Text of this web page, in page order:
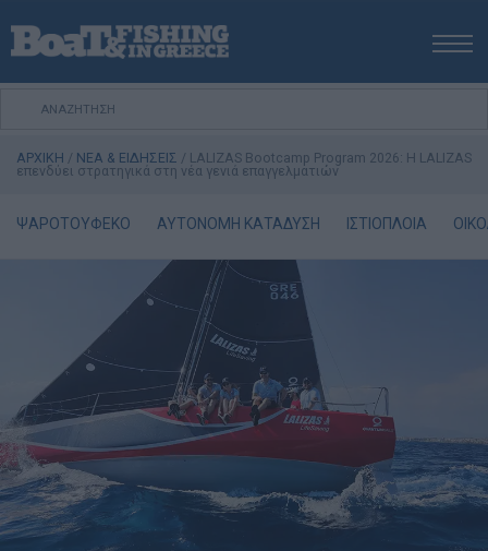
ΑΡΧΙΚΗ
ΕΚΔΟΣΕΙΣ
ΨΑΡΕΜΑ ΑΠΟ ΣΚΑΦΟΣ
ΕΞΟΠΛΙΣΜΟΣ
ΘΕΣΣΑΛΟΝΙΚΗ BOAT & FISHING SHOW 2025
BOAT & FISHING SHOW 2025
ΑΡΧΙΚΗ / ΝΕΑ & ΕΙΔΗΣΕΙΣ / LALIZAS Bootcamp Program 2026: Η LALIZAS
επενδύει στρατηγικά στη νέα γενιά επαγγελματιών
ΨΑΡΟΤΟΥΦΕΚΟ ΑΥΤΟΝΟΜΗ ΚΑΤΑΔΥΣΗ ΙΣΤΙΟΠΛΟΙΑ